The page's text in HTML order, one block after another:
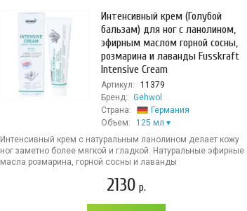
Интенсивный крем (Голубой
бальзам) для ног с ланолином,
эфирным маслом горной сосны,
розмарина и лаванды Fusskraft
Intensive Cream
Артикул:
11379
Бренд:
Gehwol
Страна:
Германия
Объем:
125 мл
Интенсивный крем с натуральным ланолином делает кожу
ног заметно более мягкой и гладкой. Натуральные эфирные
масла розмарина, горной сосны и лаванды
2130 р.